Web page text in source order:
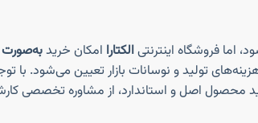
اما فروشگاه اینترنتیالکتارا امکان خرید
تولید و نوسانات بازار تعیین می‌شود.
محصول اصل و استاندارد، از مشاوره تخصصی